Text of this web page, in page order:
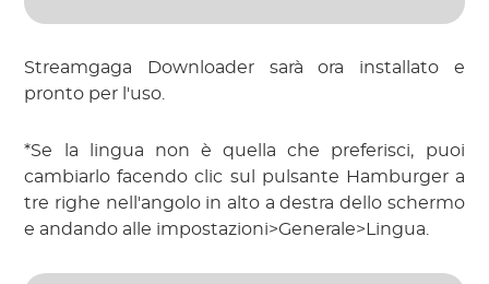
Streamgaga Downloader sarà ora installato e
pronto per l'uso.
*Se la lingua non è quella che preferisci, puoi
cambiarlo facendo clic sul pulsante Hamburger a
tre righe nell'angolo in alto a destra dello schermo
e andando alle impostazioni>Generale>Lingua.